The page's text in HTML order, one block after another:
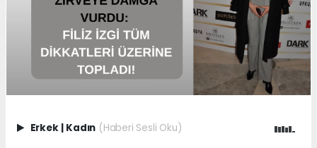
Erkek | Kadın (Haberi Sesli Oku)